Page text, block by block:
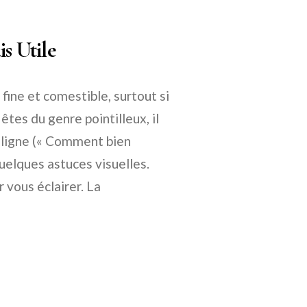
Utile
fine et comestible, surtout si
du genre pointilleux, il
(« Comment bien
astuces visuelles.
vous éclairer. La